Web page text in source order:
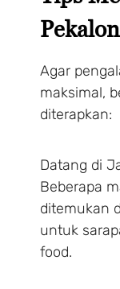
Agar
maksimal,
diterapkan:
Datang di
Beberapa
ditemukan
untuk
food.